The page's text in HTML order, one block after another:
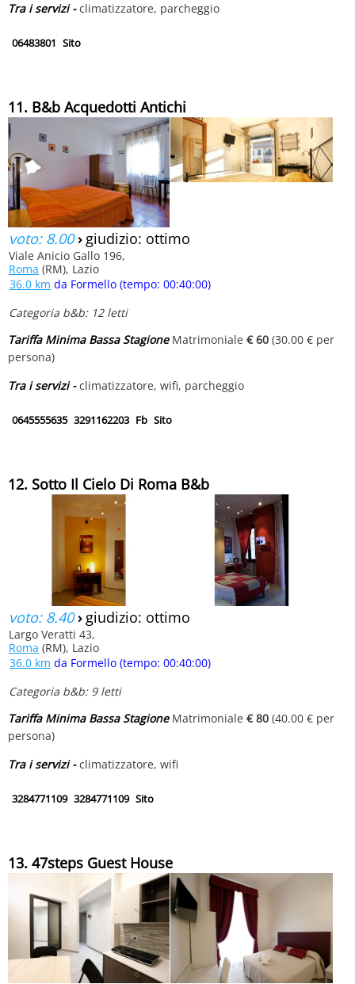
Tra i servizi -climatizzatore, parcheggio
06483801 Sito
11. B&b Acquedotti Antichi
voto: 8.00› giudizio: ottimo
Viale Anicio Gallo 196,
Roma (RM), Lazio
36.0 km da Formello (tempo: 00:40:00)
Categoria b&b: 12 letti
Tariffa Minima Bassa StagioneMatrimoniale € 60 (30.00 € per
persona)
Tra i servizi -climatizzatore, wifi, parcheggio
0645555635 3291162203 Fb Sito
12. Sotto Il Cielo Di Roma B&b
voto: 8.40› giudizio: ottimo
Largo Veratti 43,
Roma (RM), Lazio
36.0 km da Formello (tempo: 00:40:00)
Categoria b&b: 9 letti
Tariffa Minima Bassa StagioneMatrimoniale € 80 (40.00 € per
persona)
Tra i servizi -climatizzatore, wifi
3284771109 3284771109 Sito
13. 47steps Guest House